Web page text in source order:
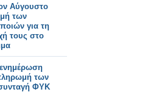
Αύγουστο
των
για τη
τους στο
της
των
ΦΥΚ